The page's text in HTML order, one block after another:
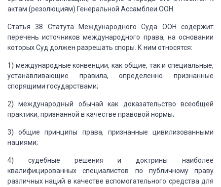
актам (резолюциям) Генеральной Ассамблеи ООН.
Статья 38 Статута Международного Суда ООН содержит
перечень источников международного права, на основании
которых Суд должен разрешать споры. К ним относятся:
1) международные конвенции, как общие, так и специальные,
устанавливающие правила, определенно признанные
спорящими государствами;
2) международный обычай как доказательство всеобщей
практики, признанной в качестве правовой нормы;
3) общие принципы права, признанные цивилизованными
нациями;
4) судебные решения и доктрины наиболее
квалифицированных специалистов по публичному праву
различных наций в качестве вспомогательного средства для